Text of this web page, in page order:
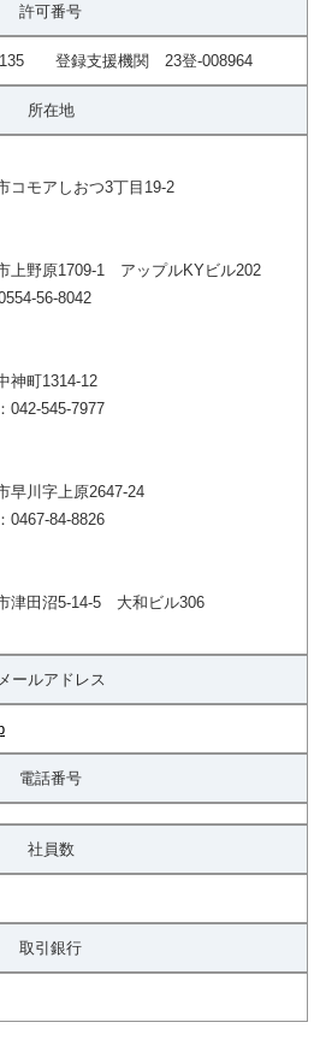
許可番号
登録支援機関 23登-008964
所在地
モアしおつ3丁目19-2
上野原1709-1 アップルKYビル202
56-8042
神町1314-12
545-7977
早川字上原2647-24
84-8826
津田沼5-14-5 大和ビル306
メールアドレス
電話番号
社員数
取引銀行